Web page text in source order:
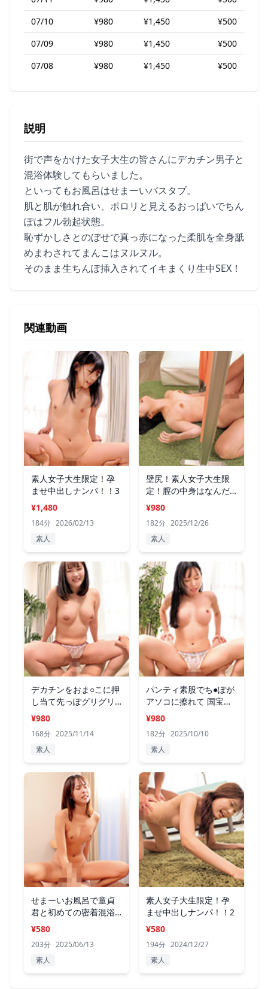
07/10
¥980 ¥1,450
¥500
07/09
¥980 ¥1,450
¥500
07/08
¥980 ¥1,450 ¥500
説明
街で声をかけた女子大生の皆さんにデカチン男子と
混浴体験してもらいました。
といってもお風呂はせまーいバスタブ。
肌と肌が触れ合い、ポロリと見えるおっぱいでちん
ぽはフル勃起状態。
恥ずかしさとのぼせで真っ赤になった柔肌を全身舐
めまわされてまんこはヌルヌル。
そのまま生ちんぽ挿入されてイキまくり生中SEX！
関連動画
素人女子大生限定！孕
ませ中出しナンパ！！3
¥1,480
184分 2026/02/13
素人
壁尻！素人女子大生限
定！膣の中身はなんだ
ろな？
¥980
182分 2025/12/26
素人
デカチンをおま○こに押
し当て先っぽグリグリ
挿入に挑戦
¥980
168分 2025/11/14
素人
パンティ素股でち●ぽが
アソコに擦れて 国宝級
おっぱい
¥980
182分 2025/10/10
素人
せまーいお風呂で童貞
君と初めての密着混浴
体験！
¥580
203分 2025/06/13
素人
素人女子大生限定！孕
ませ中出しナンパ！！2
¥580
194分 2024/12/27
素人